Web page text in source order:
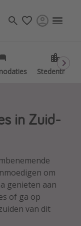
Stedentrips
Stedentrips
in Zuid-
om
genieten aan
of ga op
van dit